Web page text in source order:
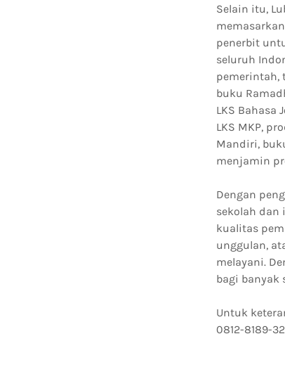
Selain itu,
penerbit
seluruh
pemerintah,
buku
LKS Bahasa
LKS MKP,
Mandiri,
menjamin
Dengan
sekolah
kualitas
unggulan,
melayani.
bagi banyak
Untuk
0812-8189-